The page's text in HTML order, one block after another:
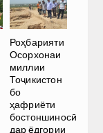
Роҳбарияти
Осорхонаи
миллии
Тоҷикистон
бо
ҳафриёти
бостоншиносӣ
дар ёдгории